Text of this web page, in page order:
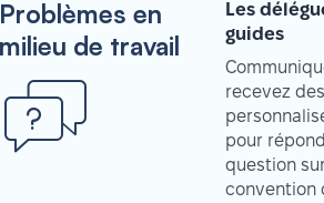
Problèmes en
milieu de travail
Les
guides
recevez
pour
question
convention